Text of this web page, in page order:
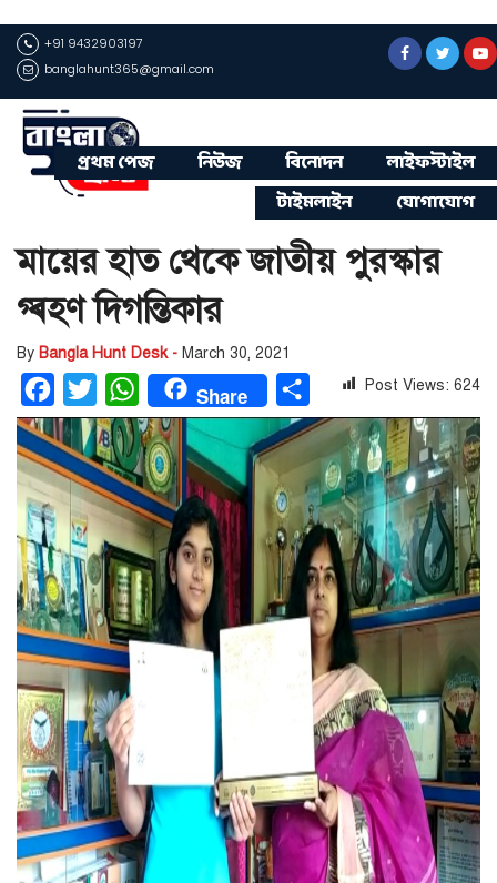
+91 9432903197
banglahunt365@gmail.com
প্রথম পেজ নিউজ বিনোদন
লাইফস্টাইল
টাইমলাইন
যোগাযোগ
মায়ের হাত থেকে জাতীয় পুরস্কার
গ্ৰহণ দিগন্তিকার
By Bangla Hunt Desk - March 30, 2021
Facebook
Twitter WhatsAppShare Share Post Views: 624